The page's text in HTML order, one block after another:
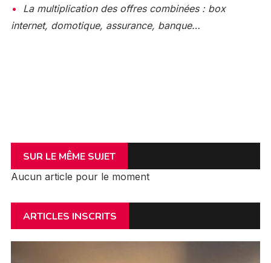
La multiplication des offres combinées : box
internet, domotique, assurance, banque…
SUR LE MÊME SUJET
Aucun article pour le moment
ARTICLES INSCRITS